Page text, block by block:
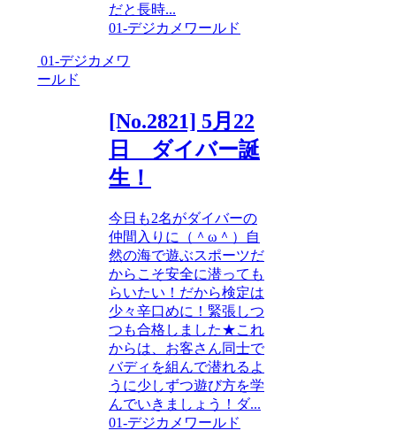
だと長時...
01-デジカメワールド
01-デジカメワ
ールド
[No.2821] 5月22
日 ダイバー誕
生！
今日も2名がダイバーの
仲間入りに（＾ω＾）自
然の海で遊ぶスポーツだ
からこそ安全に潜っても
らいたい！だから検定は
少々辛口めに！緊張しつ
つも合格しました★これ
からは、お客さん同士で
バディを組んで潜れるよ
うに少しずつ遊び方を学
んでいきましょう！ダ...
01-デジカメワールド